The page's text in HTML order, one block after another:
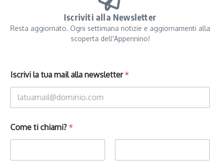
Iscriviti alla Newsletter
Resta aggiornato. Ogni settimana notizie e aggiornamenti alla
scoperta dell'Appennino!
Iscrivi la tua mail alla newsletter*
Come ti chiami? *